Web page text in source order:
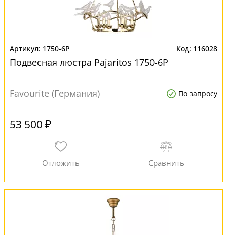
1750-6P 116028
Подвесная люстра Pajaritos 1750-6P
Favourite (Германия) По запросу
53 500 ₽